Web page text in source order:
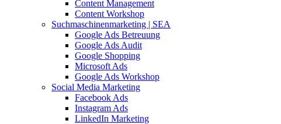
Content Management
Content Workshop
Suchmaschinenmarketing | SEA
Google Ads Betreuung
Google Ads Audit
Google Shopping
Microsoft Ads
Google Ads Workshop
Social Media Marketing
Facebook Ads
Instagram Ads
LinkedIn Marketing